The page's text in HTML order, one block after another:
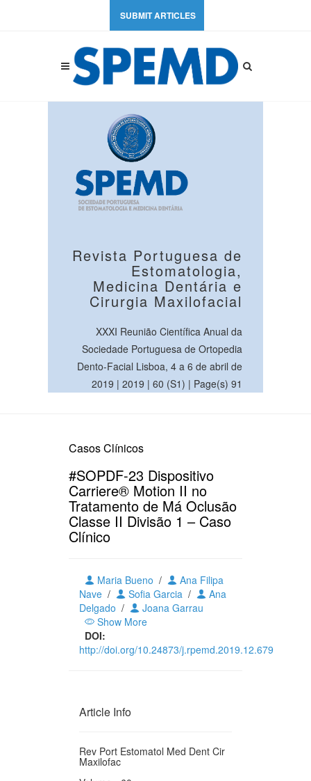
SUBMIT ARTICLES
Revista Portuguesa de
Estomatologia,
Medicina Dentária e
Cirurgia Maxilofacial
XXXI Reunião Científica Anual da
Sociedade Portuguesa de Ortopedia
Dento-Facial Lisboa, 4 a 6 de abril de
2019 | 2019 | 60 (S1) | Page(s) 91
Casos Clínicos
#SOPDF-23 Dispositivo
Carriere® Motion II no
Tratamento de Má Oclusão
Classe II Divisão 1 – Caso
Clínico
Maria Bueno /
Ana Filipa
Nave / Sofia Garcia /
Ana
Delgado /
Joana Garrau
Show More
DOI:
http://doi.org/10.24873/j.rpemd.2019.12.679
Article Info
Rev Port Estomatol Med Dent Cir
Maxilofac